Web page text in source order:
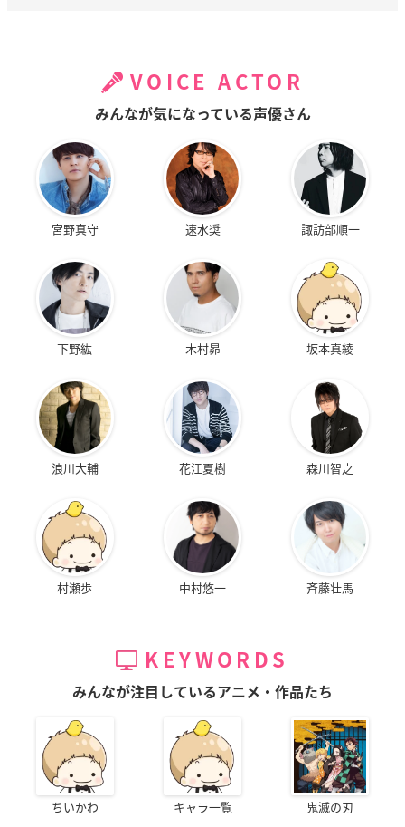
VOICE ACTOR
みんなが気になっている声優さん
宮野真守 速水奨 諏訪部順一
下野紘 木村昴 坂本真綾
浪川大輔 花江夏樹 森川智之
村瀬歩 中村悠一 斉藤壮馬
KEYWORDS
みんなが注目しているアニメ・作品たち
ちいかわ キャラ一覧 鬼滅の刃